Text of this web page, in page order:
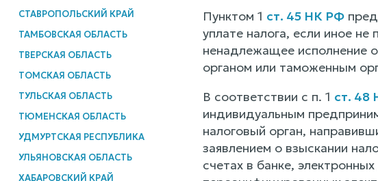
СТАВРОПОЛЬСКИЙ КРАЙ
ТАМБОВСКАЯ ОБЛАСТЬ
ТВЕРСКАЯ ОБЛАСТЬ
ТОМСКАЯ ОБЛАСТЬ
ТУЛЬСКАЯ ОБЛАСТЬ
ТЮМЕНСКАЯ ОБЛАСТЬ
УДМУРТСКАЯ РЕСПУБЛИКА
УЛЬЯНОВСКАЯ ОБЛАСТЬ
ХАБАРОВСКИЙ КРАЙ
Пунктом 1 ст. 45 НК РФ
уплате налога, если иное
ненадлежащее исполнение
органом или таможенным
В соответствии с п. 1 ст. 48
индивидуальным
налоговый орган,
заявлением о взыскании
счетах в банке,